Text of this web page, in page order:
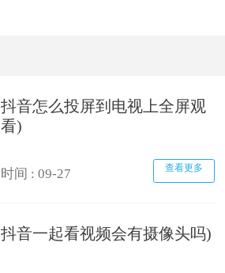
抖音怎么投屏到电视上全屏观
看)
时间 : 09-27 查看更多
抖音一起看视频会有摄像头吗)